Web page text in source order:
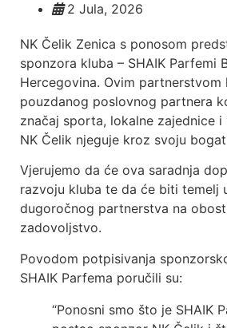
2 Jula, 2026
NK Čelik Zenica s ponosom
sponzora kluba – SHAIK Parfemi
Hercegovina. Ovim partnerstvom
pouzdanog poslovnog partnera
značaj sporta, lokalne zajednice
NK Čelik njeguje kroz svoju
Vjerujemo da će ova saradnja
razvoju kluba te da će biti temelj
dugoročnog partnerstva na
zadovoljstvo.
Povodom potpisivanja
SHAIK Parfema poručili su:
“Ponosni smo što je SHAIK